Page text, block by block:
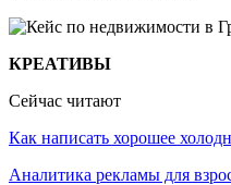
КРЕАТИВЫ
Сейчас читают
Как написать хорошее
Аналитика рекламы для